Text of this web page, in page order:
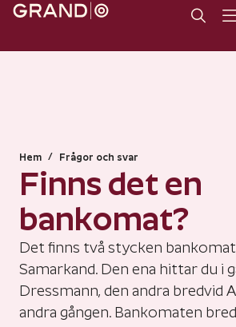
Hem / Frågor och svar
Finns det en
bankomat?
Det finns två stycken
Samarkand. Den ena hittar du i
Dressmann, den andra bredvid
andra gången. Bankomaten